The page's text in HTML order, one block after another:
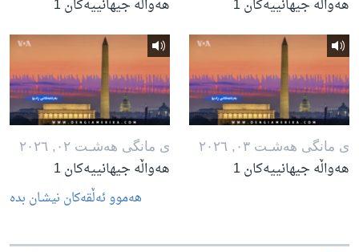
هەواڵە جیهانییەکان 1 هەواڵە جیهانییەکان 1
ی مانگی هه‌شـت ٠٣, ٢٠٢٦
هەواڵە جیهانییەکان 1
ی مانگی هه‌شـت ٠٢, ٢٠٢٦
هەواڵە جیهانییەکان 1
هه‌موو ئه‌ڵقه‌کان نیشـان بده‌